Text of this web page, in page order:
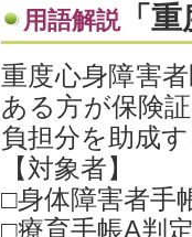
用語解説「重
重度心身障害
ある方が保険
負担分を助成
【対象者】
□身体障害者手
□療育手帳A判